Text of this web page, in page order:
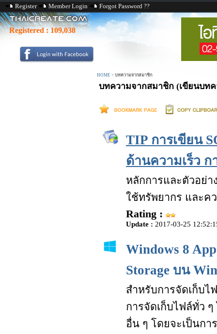
Register Member Login Forgot Password ??
Registered : 109,038
HOME > บทความจากสมาชิก
บทความจากสมาชิก (เขียนบท
TIP การเขียน
ด้านความเร็ว
หลักการและตัวอย่า
ใช้ทรัพยากร และค
Rating :
Update : 2017-03-25
Windows 8
Storage บน
สำหรับการจัดเก็บไ
การจัดเก็บไฟล์ทั่ว ๆ
อื่น ๆ โดยจะเป็นกา